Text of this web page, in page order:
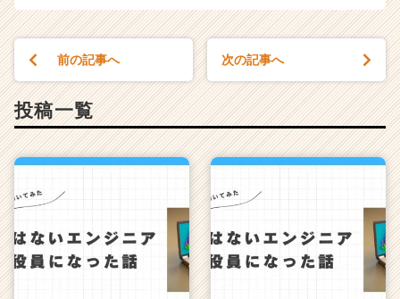
前の記事へ 次の記事へ
投稿一覧